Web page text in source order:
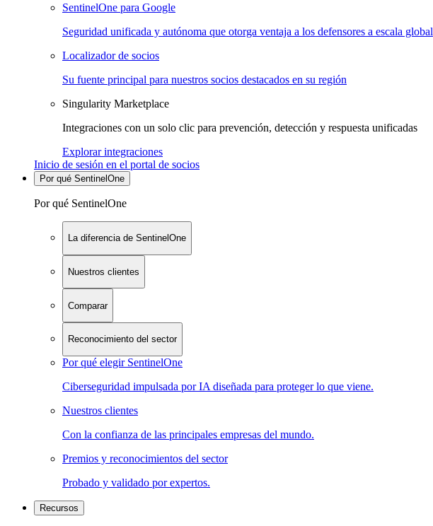
SentinelOne para Google
Seguridad unificada y autónoma que otorga ventaja a los defensores a escala global
Localizador de socios
Su fuente principal para nuestros socios destacados en su región
Singularity Marketplace
Integraciones con un solo clic para prevención, detección y respuesta unificadas
Explorar integraciones
Inicio de sesión en el portal de socios
Por qué SentinelOne
Por qué SentinelOne
La diferencia de SentinelOne
Nuestros clientes
Comparar
Reconocimiento del sector
Por qué elegir SentinelOne
Ciberseguridad impulsada por IA diseñada para proteger lo que viene.
Nuestros clientes
Con la confianza de las principales empresas del mundo.
Premios y reconocimientos del sector
Probado y validado por expertos.
Recursos